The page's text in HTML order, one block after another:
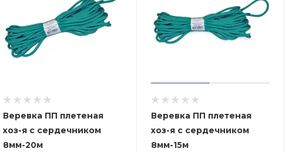
Веревка ПП плетеная
хоз-я с сердечником
8мм-20м
Веревка ПП плетеная
хоз-я с сердечником
8мм-15м